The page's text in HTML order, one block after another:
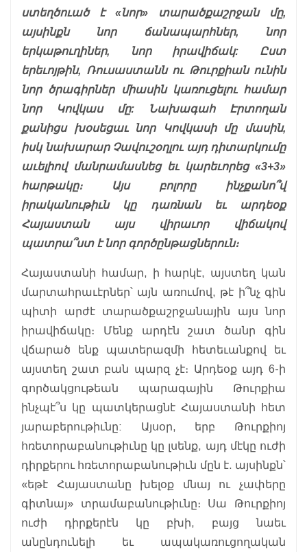
ստեղծուած է «նոր» տարածքաշրջան մը,
այսինքն նոր ճանապարհներ, նոր
երկաթուղիներ, նոր իրավիճակ: Ըստ
երեւոյթին, Ռուսաստանն ու Թուրքիան ունին
նոր ծրագիրներ միասին կառուցելու համար
նոր Կովկաս մը: Նախագահ Էրտողան
քանիցս խօսեցաւ նոր Կովկասի մը մասին,
իսկ նախարար Չավուշօղլու այդ դիտարկումը
աւելիով մանրամասնեց եւ կարեւորեց «3+3»
հարթակը։ Այս բոլորը ինչքանո՞վ
իրականութիւն կը դառնան եւ արդեօք
Հայաստան այս վիրաւոր վիճակով
պատրա՞ստ է նոր գործընթացներուն։
Հայաստանի համար, ի հարկէ, այստեղ կան
մարտահրաւէրներ՝ այն առումով, թէ ի՞նչ գին
պիտի արժէ տարածքաշրջանային այս նոր
իրավիճակը։ Մենք արդէն շատ ծանր գին
վճարած ենք պատերազմի հետեւանքով եւ
այստեղ շատ բան պարզ չէ։ Արդեօք այդ 6-ի
գործակցութեան պարագային Թուրքիա
ինչպէ՞ս կը պատկերացնէ Հայաստանի հետ
յարաբերութիւնը: Այսօր, երբ Թուրքիոյ
հռետորաբանութիւնը կը լսենք, այդ մէկը ուժի
դիրքերու հռետորաբանութիւն մըն է. այսինքն՝
«եթէ Հայաստանը խելօք մնայ ու չափերը
գիտնայ» տրամաբանութիւնը։ Սա Թուրքիոյ
ուժի դիրքերէն կը բխի, բայց նաեւ
անընդունելի եւ ապակառուցողական